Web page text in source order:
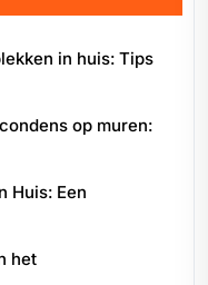
in huis: Tips
op muren:
Huis: Een
het